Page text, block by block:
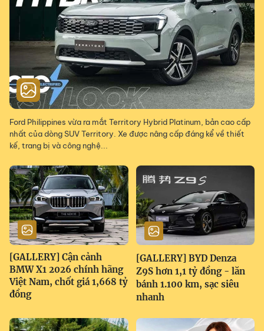
Ford Philippines vừa ra mắt Territory Hybrid Platinum, bản cao cấp
nhất của dòng SUV Territory. Xe được nâng cấp đáng kể về thiết
kế, trang bị và công nghệ...
[GALLERY] Cận cảnh
BMW X1 2026 chính hãng
Việt Nam, chốt giá 1,668 tỷ
đồng
[GALLERY] BYD Denza
Z9S hơn 1,1 tỷ đồng - lăn
bánh 1.100 km, sạc siêu
nhanh